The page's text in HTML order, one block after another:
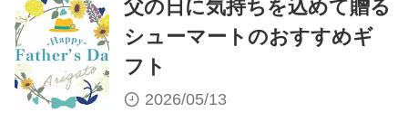
父の日に気持ちを込めて贈る
シューマートのおすすめギ
フト
2026/05/13